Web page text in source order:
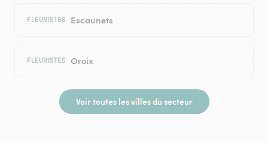
FLEURISTES Escaunets
FLEURISTES Oroix
Voir toutes les villes du secteur